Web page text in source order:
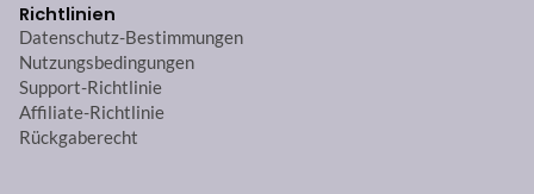
Richtlinien
Datenschutz-Bestimmungen
Nutzungsbedingungen
Support-Richtlinie
Affiliate-Richtlinie
Rückgaberecht